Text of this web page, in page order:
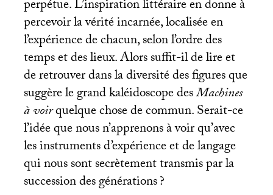
perpétue. L’inspiration littéraire en donne à
percevoir la vérité incarnée, localisée en
l’expérience de chacun, selon l’ordre des
temps et des lieux. Alors suffit-il de lire et
de retrouver dans la diversité des figures que
suggère le grand kaléidoscope desMachines
à voirquelque chose de commun. Serait-ce
l’idée que nous n’apprenons à voir qu’avec
les instruments d’expérience et de langage
qui nous sont secrètement transmis par la
succession des générations?